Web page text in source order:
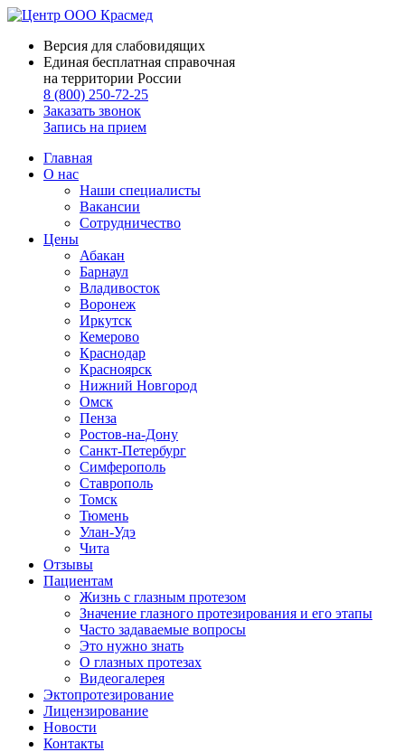
Версия для слабовидящих
Единая бесплатная справочная
на территории России
8 (800) 250-72-25
Заказать звонок
Запись на прием
Главная
О нас
Наши специалисты
Вакансии
Сотрудничество
Цены
Абакан
Барнаул
Владивосток
Воронеж
Иркутск
Кемерово
Краснодар
Красноярск
Нижний Новгород
Омск
Пенза
Ростов-на-Дону
Санкт-Петербург
Симферополь
Ставрополь
Томск
Тюмень
Улан-Удэ
Чита
Отзывы
Пациентам
Жизнь с глазным протезом
Значение глазного протезирования и его этапы
Часто задаваемые вопросы
Это нужно знать
О глазных протезах
Видеогалерея
Эктопротезирование
Лицензирование
Новости
Контакты